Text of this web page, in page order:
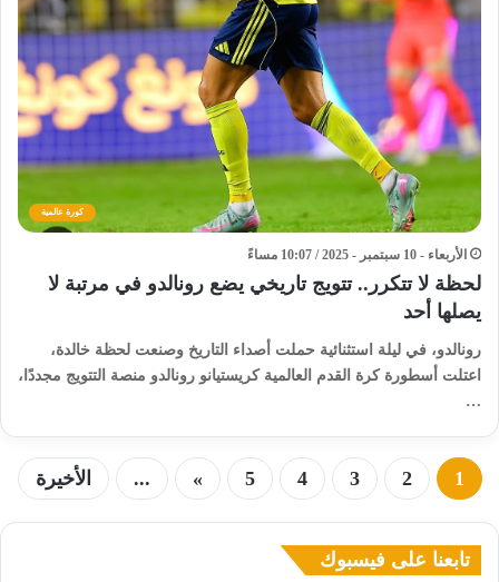
كورة عالمية
الأربعاء - 10 سبتمبر - 2025 / 10:07 مساءً
لحظة لا تتكرر.. تتويج تاريخي يضع رونالدو في مرتبة لا
يصلها أحد
رونالدو، في ليلة استثنائية حملت أصداء التاريخ وصنعت لحظة خالدة،
اعتلت أسطورة كرة القدم العالمية كريستيانو رونالدو منصة التتويج مجددًا،
…
1
2
3
4
5
»
... الأخيرة
تابعنا على فيسبوك